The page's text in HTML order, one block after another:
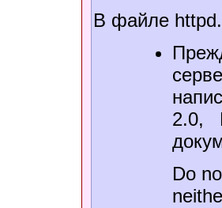
В файле
2.0,
Do